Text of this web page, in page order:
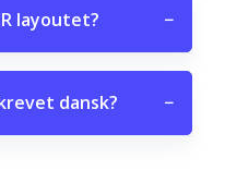
layoutet? −
dansk? −